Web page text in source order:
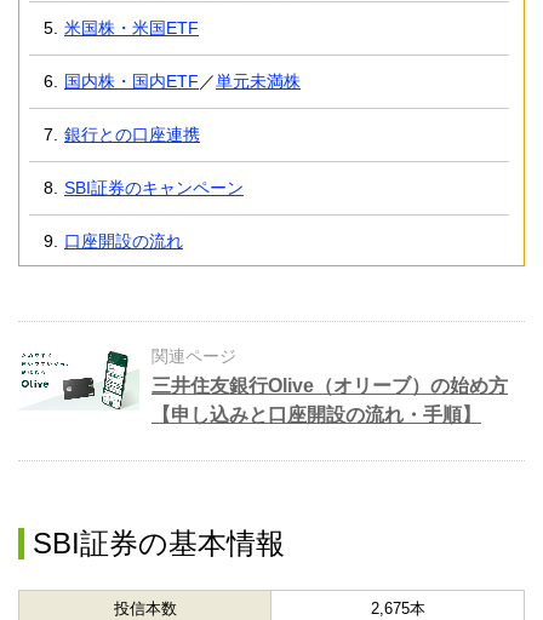
米国株・米国ETF
国内株・国内ETF／単元未満株
銀行との口座連携
SBI証券のキャンペーン
口座開設の流れ
関連ページ
三井住友銀行Olive（オリーブ）の始め方
【申し込みと口座開設の流れ・手順】
SBI証券の基本情報
投信本数 2,675本